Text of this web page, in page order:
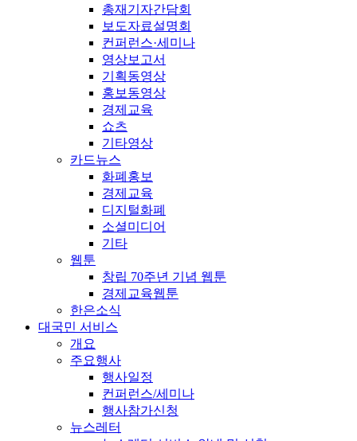
총재기자간담회
보도자료설명회
컨퍼런스·세미나
영상보고서
기획동영상
홍보동영상
경제교육
쇼츠
기타영상
카드뉴스
화폐홍보
경제교육
디지털화폐
소셜미디어
기타
웹툰
창립 70주년 기념 웹툰
경제교육웹툰
한은소식
대국민 서비스
개요
주요행사
행사일정
컨퍼런스/세미나
행사참가신청
뉴스레터